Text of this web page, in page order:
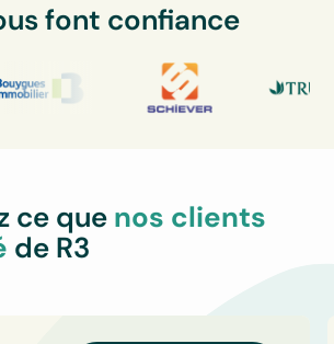
font confiance
ce que nos clients
de R3